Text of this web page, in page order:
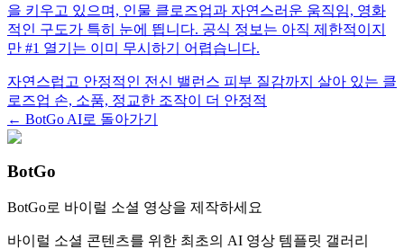
을 키우고 있으며, 인물 클로즈업과 자연스러운 움직임, 영화
적인 구도가 특히 눈에 띕니다. 공식 정보는 아직 제한적이지
만 #1 열기는 이미 무시하기 어렵습니다.
자연스럽고 안정적인 전신 밸런스 피부 질감까지 살아 있는 클
로즈업 손, 소품, 정교한 조작이 더 안정적
← BotGo AI로 돌아가기
BotGo
BotGo로 바이럴 소셜 영상을 제작하세요
바이럴 소셜 콘텐츠를 위한 최초의 AI 영상 템플릿 갤러리